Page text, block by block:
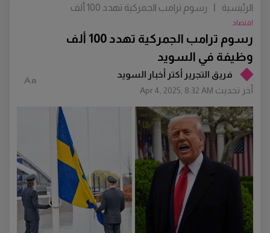
فريق التجرير أكتر أخبار السويد
أخر تحديث Apr 4, 2025, 8:32 AM
رسوم ترامب الجمركية تهدد 100 ألف
وظيفة في السويد
اقتصاد
الرئيسية
رسوم ترامب الجمركية تهدد 100 ألف